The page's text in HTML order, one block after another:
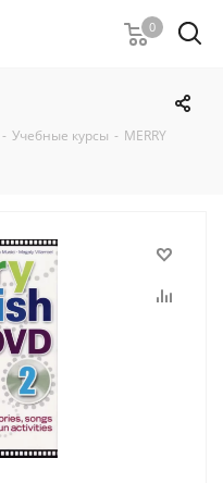
0
- Учебные курсы - MERRY